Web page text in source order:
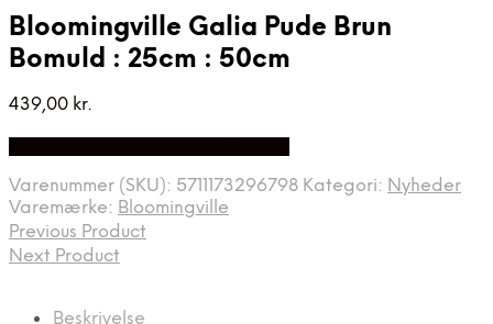
Bloomingville Galia Pude Brun
Bomuld : 25cm : 50cm
439,00 kr.
Varenummer (SKU): 5711173296798 Kategori: Nyheder
Varemærke: Bloomingville
Previous Product
Next Product
Beskrivelse